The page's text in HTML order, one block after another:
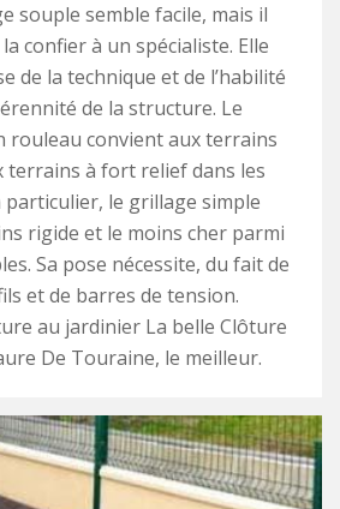
souple semble facile, mais il
confier à un spécialiste. Elle
de la technique et de l’habilité
de la structure. Le
rouleau convient aux terrains
terrains à fort relief dans les
le grillage simple
rigide et le moins cher parmi
Sa pose nécessite, du fait de
et de barres de tension.
au jardinier La belle Clôture
De Touraine, le meilleur.